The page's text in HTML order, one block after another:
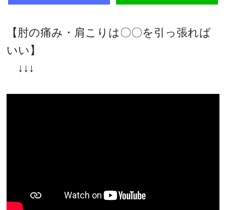
【肘の痛み・肩こりは〇〇を引っ張れば
いい】
↓↓↓